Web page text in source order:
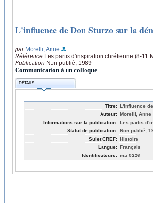
L'influence de Don Sturzo sur la
par Morelli, Anne
Référence Les partis d'inspiration chrétienne (8-11
Publication Non publié, 1989
Communication à un colloque
DÉTAILS
Titre: L'influence
Auteur: Morelli, Anne
Informations sur la publication: Les partis
Statut de publication: Non publié,
Sujet CREF: Histoire
Langue: Français
Identificateurs: ma-0226